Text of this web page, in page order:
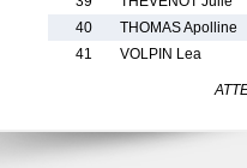
40
THOMAS Apolline
41
VOLPIN Lea